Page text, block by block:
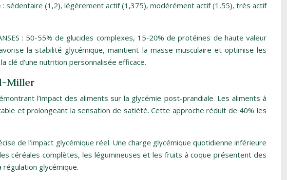
: sédentaire (1,2), légèrement actif (1,375), modérément actif (1,55), très actif
: 50-55% de glucides complexes, 15-20% de protéines de haute valeur
la stabilité glycémique, maintient la masse musculaire et optimise les
clé d’une nutrition personnalisée efficace.
Miller
l’impact des aliments sur la glycémie post-prandiale. Les aliments à
et prolongeant la sensation de satiété. Cette approche réduit de 40% les
de l’impact glycémique réel. Une charge glycémique quotidienne inférieure
céréales complètes, les légumineuses et les fruits à coque présentent des
glycémique.